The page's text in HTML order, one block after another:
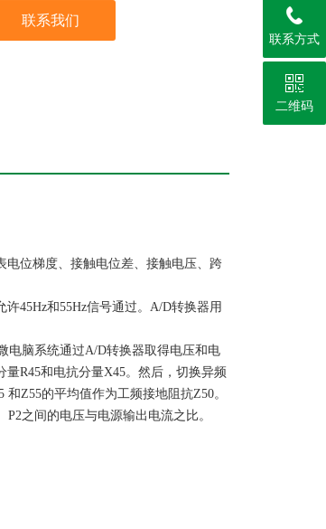
联系我们
电位梯度、接触电位差、接触电压、跨
45Hz和55Hz信号通过。A/D转换器用
电脑系统通过A/D转换器取得电压和电
R45和电抗分量X45。然后，切换异频
Z55的平均值作为工频接地阻抗Z50。
之间的电压与电源输出电流之比。
联系方式
二维码